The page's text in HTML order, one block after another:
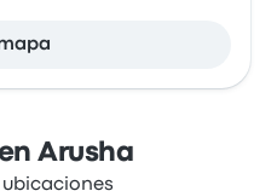
Arusha